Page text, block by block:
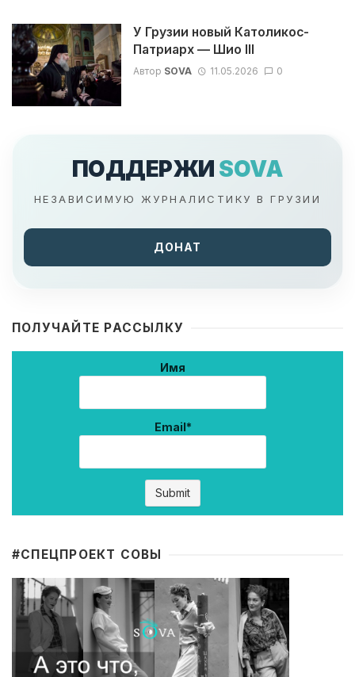
У Грузии новый Католикос-
Патриарх — Шио III
Автор SOVA 11.05.2026 0
ПОДДЕРЖИ SOVA
НЕЗАВИСИМУЮ ЖУРНАЛИСТИКУ В ГРУЗИИ
ДОНАТ
ПОЛУЧАЙТЕ РАССЫЛКУ
Имя
Email*
#CПЕЦПРОЕКТ СОВЫ